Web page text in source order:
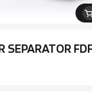
SEPARATOR